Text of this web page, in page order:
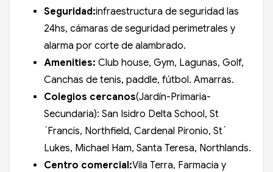
Seguridad:infraestructura de seguridad las
24hs, cámaras de seguridad perimetrales y
alarma por corte de alambrado.
Amenities: Club house, Gym, Lagunas, Golf,
Canchas de tenis, paddle, fútbol. Amarras.
Colegios cercanos(Jardín-Primaria-
Secundaria): San Isidro Delta School, St
´Francis, Northfield, Cardenal Pironio, St´
Lukes, Michael Ham, Santa Teresa, Northlands.
Centro comercial:Vila Terra, Farmacia y